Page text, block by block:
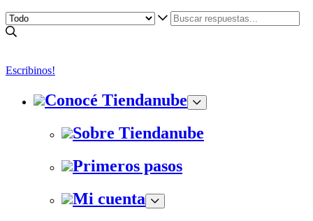
Escribinos!
Conocé Tiendanube
Sobre Tiendanube
Primeros pasos
Mi cuenta